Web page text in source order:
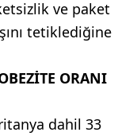
ve paket
tetiklediğine
ORANI
dahil 33